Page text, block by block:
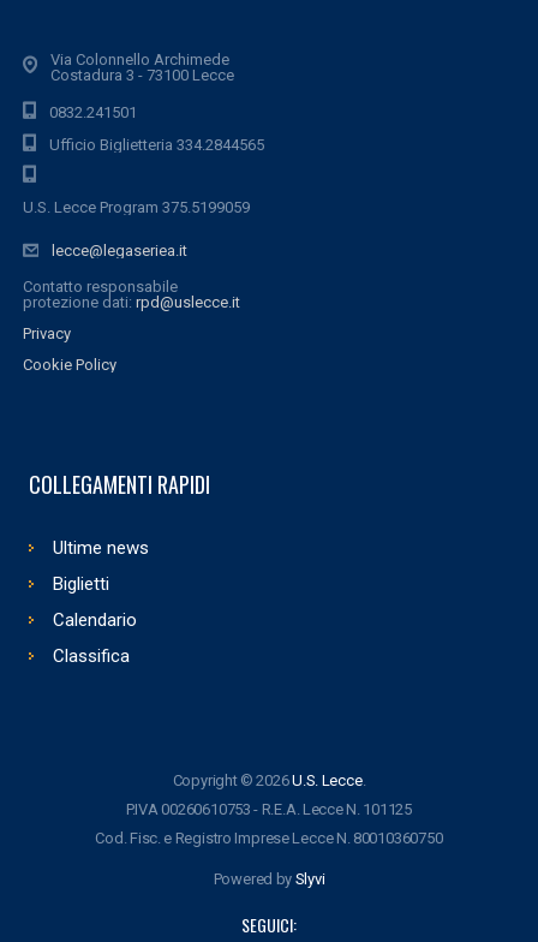
Via Colonnello Archimede
Costadura 3 - 73100 Lecce
0832.241501
Ufficio Biglietteria 334.2844565
U.S. Lecce Program 375.5199059
lecce@legaseriea.it
Contatto responsabile
protezione dati: rpd@uslecce.it
Privacy
Cookie Policy
COLLEGAMENTI RAPIDI
Ultime news
Biglietti
Calendario
Classifica
Copyright © 2026U.S. Lecce.
P.IVA 00260610753 - R.E.A. Lecce N. 101125
Cod. Fisc. e Registro Imprese Lecce N. 80010360750
Powered by Slyvi
SEGUICI: